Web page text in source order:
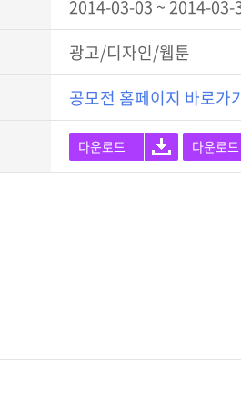
2014-03-03 ~ 2014-03-
광고/디자인/웹툰
공모전 홈페이지 바로가
다운로드 다운로드